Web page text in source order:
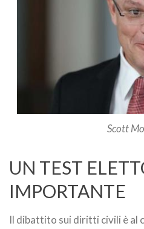
Scott
UN TEST
IMPORTANTE
Il dibattito sui diritti civili è al